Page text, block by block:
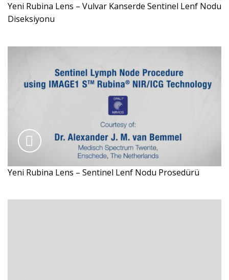
Yeni Rubina Lens – Vulvar Kanserde Sentinel Lenf Nodu
Diseksiyonu
Yeni Rubina Lens – Sentinel Lenf Nodu Prosedürü